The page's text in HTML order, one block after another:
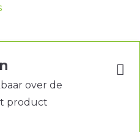
over de
product